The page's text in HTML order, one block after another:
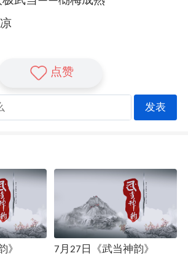
点赞
发表
》 7月27日《武当神韵》